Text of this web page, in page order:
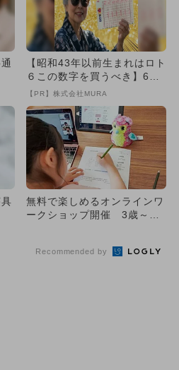
【昭和43年以前生まれはロト
６この数字を買うべき】6つ
の数字が「完全一致」する
【PR】株式会社MURA
無料で楽しめるオンラインワ
ークショップ開催 3歳～小
Recommended by